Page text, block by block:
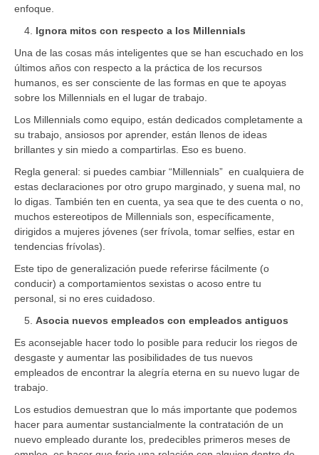
enfoque.
Ignora mitos con respecto a los Millennials
Una de las cosas más inteligentes que se han escuchado en los
últimos años con respecto a la práctica de los recursos
humanos, es ser consciente de las formas en que te apoyas
sobre los Millennials en el lugar de trabajo.
Los Millennials como equipo, están dedicados completamente a
su trabajo, ansiosos por aprender, están llenos de ideas
brillantes y sin miedo a compartirlas. Eso es bueno.
Regla general: si puedes cambiar “Millennials” en cualquiera de
estas declaraciones por otro grupo marginado, y suena mal, no
lo digas. También ten en cuenta, ya sea que te des cuenta o no,
muchos estereotipos de Millennials son, específicamente,
dirigidos a mujeres jóvenes (ser frívola, tomar selfies, estar en
tendencias frívolas).
Este tipo de generalización puede referirse fácilmente (o
conducir) a comportamientos sexistas o acoso entre tu
personal, si no eres cuidadoso.
Asocia nuevos empleados con empleados antiguos
Es aconsejable hacer todo lo posible para reducir los riegos de
desgaste y aumentar las posibilidades de tus nuevos
empleados de encontrar la alegría eterna en su nuevo lugar de
trabajo.
Los estudios demuestran que lo más importante que podemos
hacer para aumentar sustancialmente la contratación de un
nuevo empleado durante los, predecibles primeros meses de